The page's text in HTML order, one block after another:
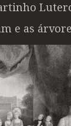
e as